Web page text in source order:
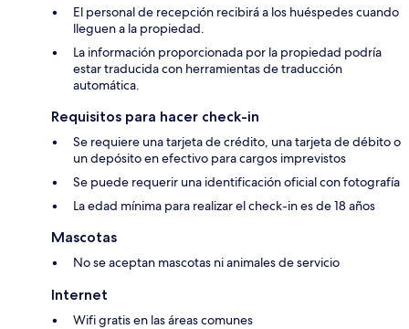
El personal de recepción recibirá a los huéspedes cuando
lleguen a la propiedad.
La información proporcionada por la propiedad podría
estar traducida con herramientas de traducción
automática.
Requisitos para hacer check-in
Se requiere una tarjeta de crédito, una tarjeta de débito o
un depósito en efectivo para cargos imprevistos
Se puede requerir una identificación oficial con fotografía
La edad mínima para realizar el check-in es de 18 años
Mascotas
No se aceptan mascotas ni animales de servicio
Internet
Wifi gratis en las áreas comunes